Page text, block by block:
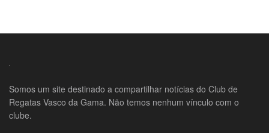
Somos um site destinado a compartilhar notícias do Club de
Regatas Vasco da Gama. Não temos nenhum vínculo com o
clube.